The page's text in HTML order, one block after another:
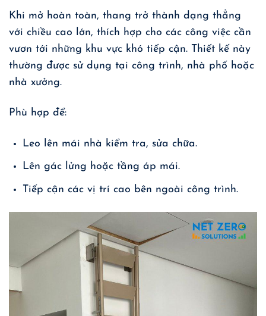
Khi mở hoàn toàn, thang trở thành dạng thẳng
với chiều cao lớn, thích hợp cho các công việc cần
vươn tới những khu vực khó tiếp cận. Thiết kế này
thường được sử dụng tại công trình, nhà phố hoặc
nhà xưởng.
Phù hợp để:
Leo lên mái nhà kiểm tra, sửa chữa.
Lên gác lửng hoặc tầng áp mái.
Tiếp cận các vị trí cao bên ngoài công trình.